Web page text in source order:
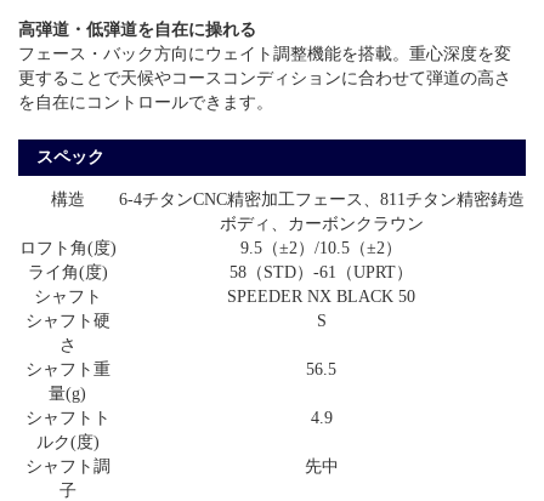
高弾道・低弾道を自在に操れる
フェース・バック方向にウェイト調整機能を搭載。重心深度を変
更することで天候やコースコンディションに合わせて弾道の高さ
を自在にコントロールできます。
スペック
構造
6-4チタンCNC精密加工フェース、811チタン精密鋳造
ボディ、カーボンクラウン
ロフト角(度)
9.5（±2）/10.5（±2）
ライ角(度)
58（STD）-61（UPRT）
シャフト
SPEEDER NX BLACK 50
シャフト硬
さ
S
シャフト重
量(g)
56.5
シャフトト
ルク(度)
4.9
シャフト調
子
先中